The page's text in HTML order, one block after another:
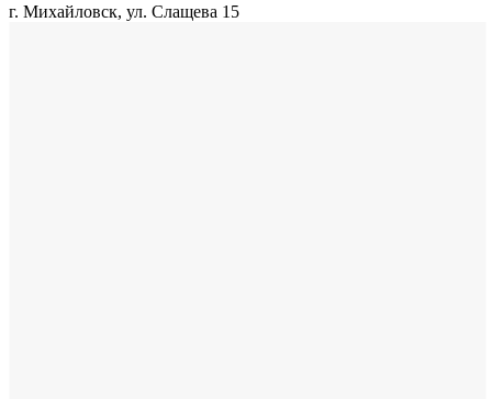
г. Михайловск, ул. Слащева 15